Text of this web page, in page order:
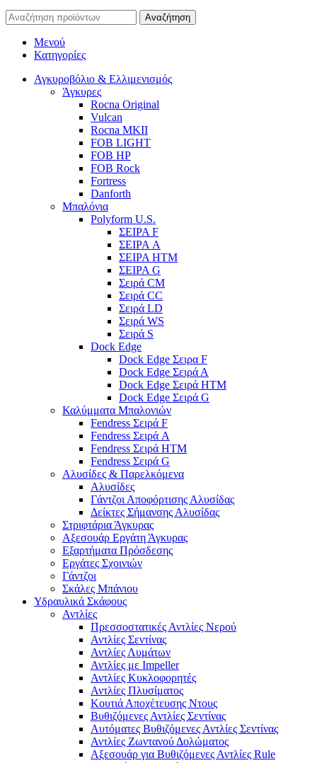
Αναζήτηση
Μενού
Κατηγορίες
Αγκυροβόλιο & Ελλιμενισμός
Άγκυρες
Rocna Original
Vulcan
Rocna MKII
FOB LIGHT
FOB HP
FOB Rock
Fortress
Danforth
Μπαλόνια
Polyform U.S.
ΣΕΙΡΑ F
ΣΕΙΡΑ A
ΣΕΙΡΑ HTM
ΣΕΙΡΑ G
Σειρά CM
Σειρά CC
Σειρά LD
Σειρά WS
Σειρά S
Dock Edge
Dock Edge Σειρα F
Dock Edge Σειρά Α
Dock Edge Σειρά HTM
Dock Edge Σειρά G
Καλύμματα Μπαλονιών
Fendress Σειρά F
Fendress Σειρά A
Fendress Σειρά HTM
Fendress Σειρά G
Αλυσίδες & Παρελκόμενα
Αλυσίδες
Γάντζοι Αποφόρτισης Αλυσίδας
Δείκτες Σήμανσης Αλυσίδας
Στριφτάρια Άγκυρας
Αξεσουάρ Εργάτη Άγκυρας
Εξαρτήματα Πρόσδεσης
Εργάτες Σχοινιών
Γάντζοι
Σκάλες Μπάνιου
Υδραυλικά Σκάφους
Αντλίες
Πρεσσοστατικές Αντλίες Νερού
Αντλίες Σεντίνας
Αντλίες Λυμάτων
Αντλίες με Impeller
Αντλίες Κυκλοφορητές
Αντλίες Πλυσίματος
Κουτιά Αποχέτευσης Ντους
Βυθιζόμενες Αντλίες Σεντίνας
Αυτόματες Βυθιζόμενες Αντλίες Σεντίνας
Αντλίες Ζωντανού Δολώματος
Αξεσουάρ για Βυθιζόμενες Αντλίες Rule